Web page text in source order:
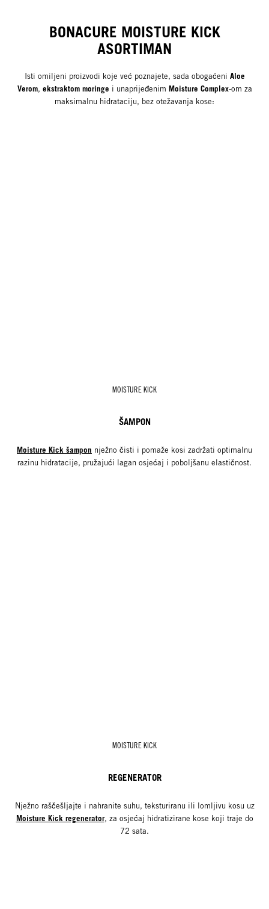
BONACURE MOISTURE KICK
ASORTIMAN
Isti omiljeni proizvodi koje već poznajete, sada obogaćeni Aloe
Verom, ekstraktom moringe i unaprijeđenim Moisture Complex-om za
maksimalnu hidrataciju, bez otežavanja kose:
MOISTURE KICK
ŠAMPON
Moisture Kick šampon nježno čisti i pomaže kosi zadržati optimalnu
razinu hidratacije, pružajući lagan osjećaj i poboljšanu elastičnost.
MOISTURE KICK
REGENERATOR
Nježno raščešljajte i nahranite suhu, teksturiranu ili lomljivu kosu uz
Moisture Kick regenerator, za osjećaj hidratizirane kose koji traje do
72 sata.